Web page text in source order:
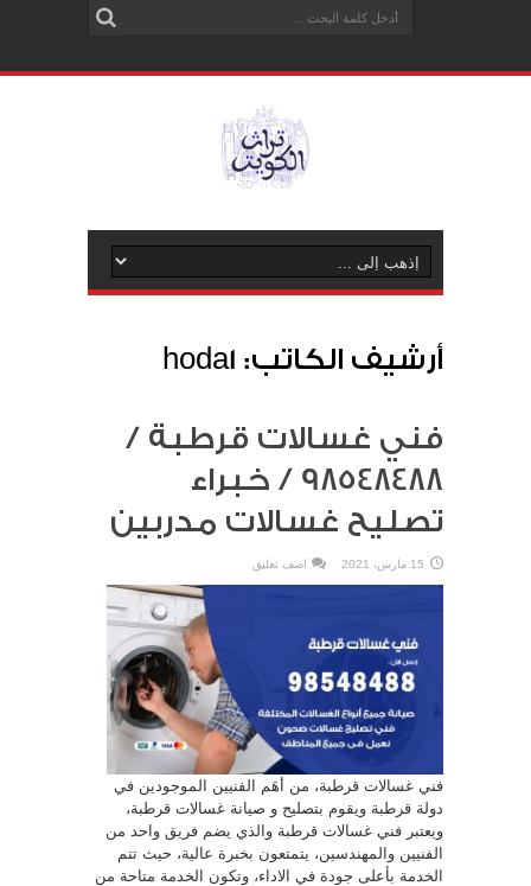
أرشيف الكاتب: hoda1
فني غسالات قرطبة /
98548488 / خبراء
تصليح غسالات مدربين
15 مارس، 2021 اضف تعليق
فني غسالات قرطبة، من أهَم الفنيين الموجودين في
دولة قرطبة ويقوم بتصليح و صيانة غسالات قرطبة،
ويعتبر فني غسالات قرطبة والذي يضم فريق واحد من
الفنيين والمهندسين، يتمتعون بخبرة عالية، حيث تتم
الخدمة بأعلى جودة في الاداء، وتكون الخدمة متاحة من